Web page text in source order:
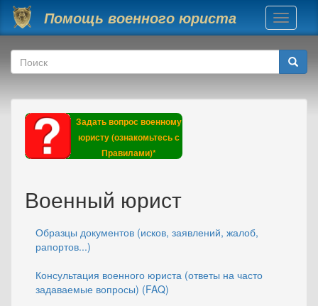
Перейти к основному содержанию
Помощь военного юриста
Toggle
Форма поиска
Поиск
Задать вопрос военному
юристу (ознакомьтесь с
Правилами)*
Военный юрист
Образцы документов (исков, заявлений, жалоб,
рапортов...)
Консультация военного юриста (ответы на часто
задаваемые вопросы) (FAQ)